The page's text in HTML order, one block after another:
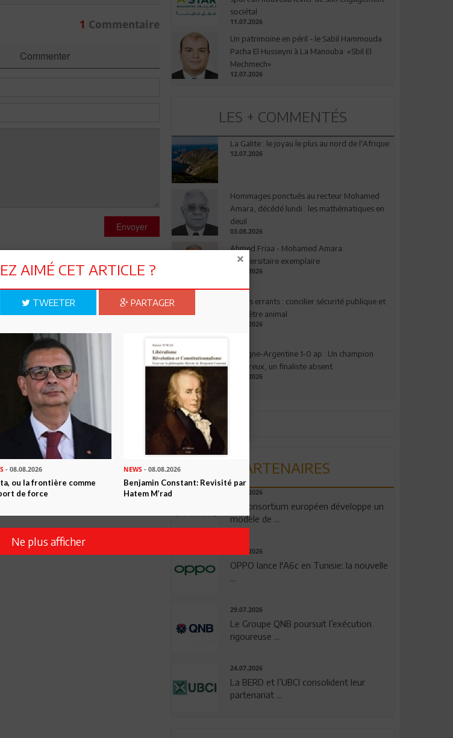
1 Commentaire
Commenter
Envoyer
Face à cela, Ali
l'ANC et qui semble avoir convaincu
des repris de justice et des
ce discours s'achevait
posent à la région et pour cela nous
de la société civile et des
Larayedh, détrompes-toi car il y a
sociétal
11.07.2026
Un patrimoine en péril - le Sabil Hammouda
Pacha El Husseyni à La Manouba: «Sbil El
Mechmech»
12.07.2026
LES + COMMENTÉS
La Galite : le joyau le plus au nord de l'Afrique
12.07.2026
Hommages ponctués au recteur Mohamed
Amara, décédé lundi : les mathématiques en
deuil
03.08.2026
Ahmed Friaa - Mohamed Amara:
l’Universitaire exemplaire
04.08.2026
Chiens errants : concilier sécurité publique et
bien-être animal
17.07.2026
Espagne-Argentine 1-0 ap : Un champion
valeureux, un finaliste absent
19.07.2026
PARTENAIRES
06.08.2026
Un consortium européen développe un
modèle de ...
04.08.2026
OPPO lance l'A6c en Tunisie: la nouvelle
...
29.07.2026
Le Groupe QNB poursuit l’exécution
rigoureuse ...
24.07.2026
La BERD et l’UBCI consolident leur
partenariat ...
AIMÉ CET ARTICLE ?
TWEETER PARTAGER
- 08.08.2026
ou la frontière comme
de force
NEWS- 08.08.2026
Benjamin Constant: Revisité par
Hatem M’rad
Ne plus afficher